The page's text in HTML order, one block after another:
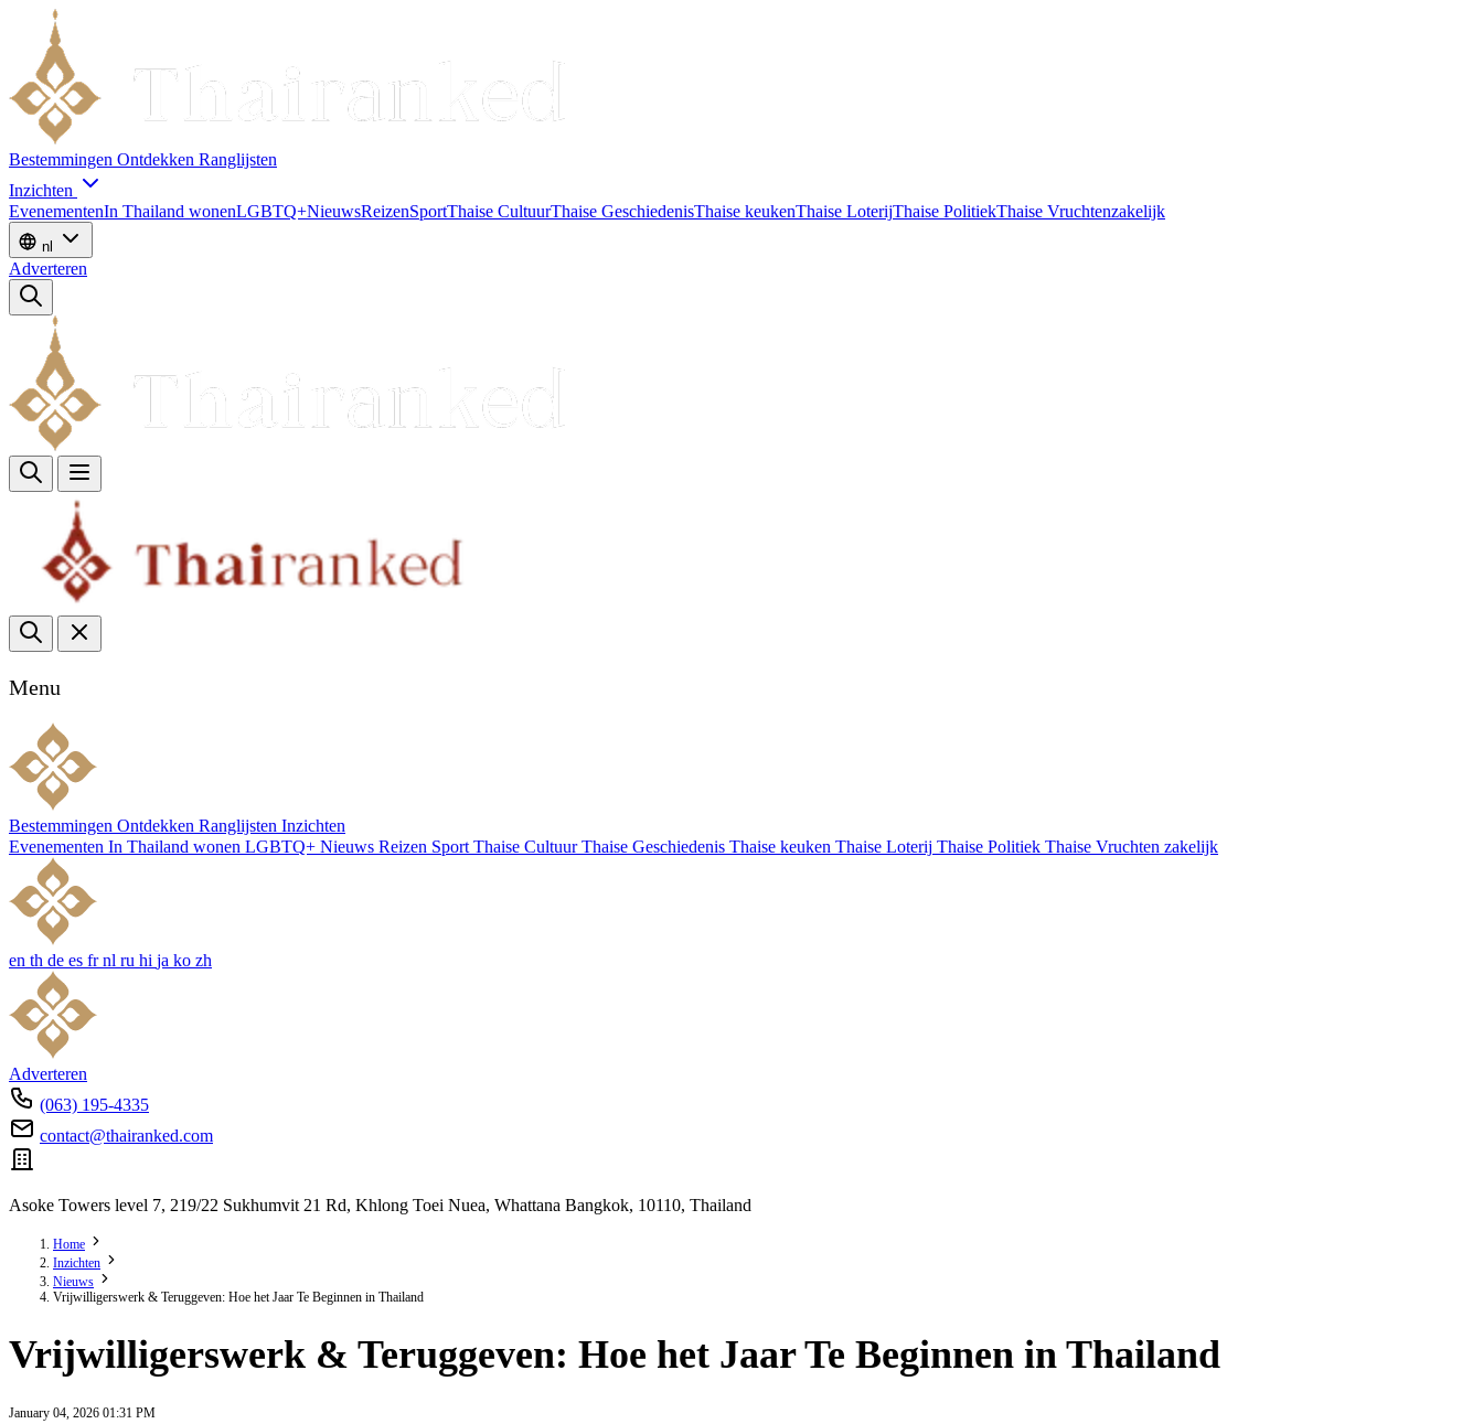
Bestemmingen Ontdekken Ranglijsten
Inzichten
EvenementenIn Thailand wonenLGBTQ+NieuwsReizenSportThaise CultuurThaise GeschiedenisThaise keukenThaise LoterijThaise PolitiekThaise Vruchtenzakelijk
nl
Adverteren
Menu
Bestemmingen Ontdekken Ranglijsten Inzichten
Evenementen In Thailand wonen LGBTQ+ Nieuws Reizen Sport Thaise Cultuur Thaise Geschiedenis Thaise keuken Thaise Loterij Thaise Politiek Thaise Vruchten zakelijk
en th de es fr nl ru hi ja ko zh
Adverteren
(063) 195-4335
contact@thairanked.com
Asoke Towers level 7, 219/22 Sukhumvit 21 Rd, Khlong Toei Nuea, Whattana Bangkok, 10110, Thailand
Home
Inzichten
Nieuws
Vrijwilligerswerk & Teruggeven: Hoe het Jaar Te Beginnen in Thailand
Vrijwilligerswerk & Teruggeven: Hoe het Jaar Te Beginnen in Thailand
January 04, 2026 01:31 PM